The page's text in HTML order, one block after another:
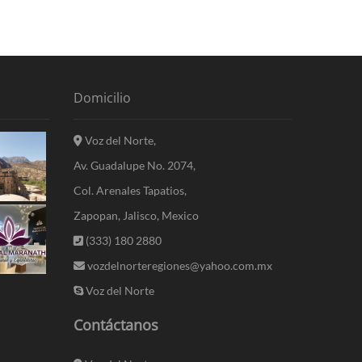
Domicilio
Voz del Norte,
Av. Guadalupe No. 2074,
Col. Arenales Tapatios,
Zapopan, Jalisco, Mexico
(333) 180 2880
vozdelnorteregiones@yahoo.com.mx
Voz del Norte
Contáctanos